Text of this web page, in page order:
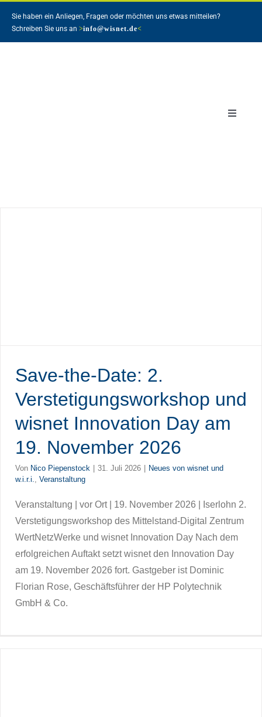
Inhalt
springen
Sie haben ein Anliegen, Fragen oder möchten uns etwas mitteilen?
Schreiben Sie uns an >info@wisnet.de<
Toggle
Save-the-Date: 2.
Verstetigungsworkshop und
wisnet Innovation Day am
19. November 2026
Von Nico Piepenstock 31. Juli 2026
Neues von wisnet und
w.i.r.i.
Veranstaltung
Veranstaltung | vor Ort | 19. November 2026 | Iserlohn 2.
Verstetigungsworkshop des Mittelstand-Digital Zentrum
WertNetzWerke und wisnet Innovation Day Nach dem
erfolgreichen Auftakt setzt wisnet den Innovation Day
am 19. November 2026 fort. Gastgeber ist Dominic
Florian Rose, Geschäftsführer der HP Polytechnik
GmbH & Co.